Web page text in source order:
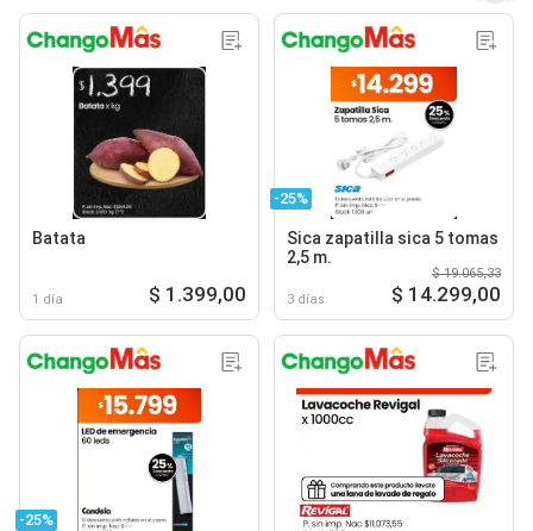
Batata
1 día $ 1.399,00
-25%
Sica zapatilla sica 5 tomas
2,5 m.
3 días
$ 19.065,33
$ 14.299,00
-25%